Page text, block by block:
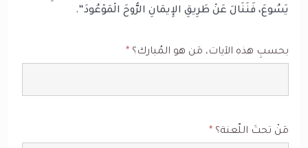
يَسُوعَ، فَنَنَالَ عَنْ طَرِيقِ الإِيمَانِ الرُّوحَ الْمَوْعُودَ‘‘.
بحسبِ هذه الآيات، مَن هو المُبارك؟ *
مَنْ تحتَ اللّعنة؟ *